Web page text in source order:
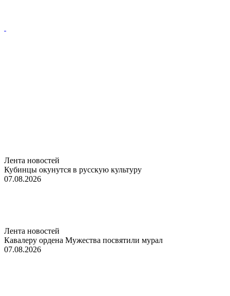
Лента новостей
Кубинцы окунутся в русскую культуру
07.08.2026
Лента новостей
Кавалеру ордена Мужества посвятили мурал
07.08.2026